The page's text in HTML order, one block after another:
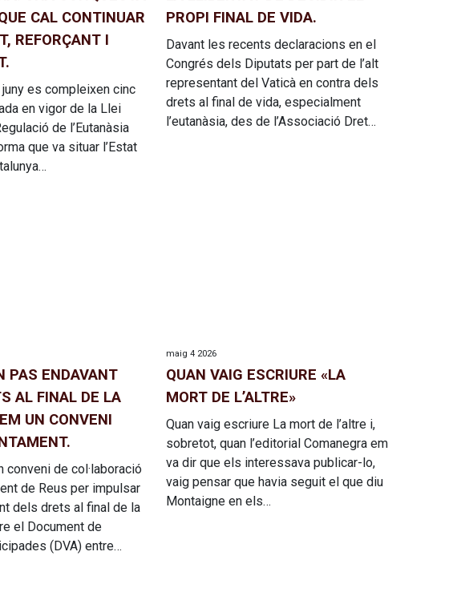
CAL CONTINUAR
REFORÇANT I
es compleixen cinc
en vigor de la Llei
de l’Eutanàsia
que va situar l’Estat
PROPI FINAL DE VIDA.
Davant les recents declaracions en el
Congrés dels Diputats per part de l’alt
representant del Vaticà en contra dels
drets al final de vida, especialment
l’eutanàsia, des de l’Associació Dret…
PAS ENDAVANT
AL FINAL DE LA
UN CONVENI
conveni de col·laboració
de Reus per impulsar
dels drets al final de la
el Document de
(DVA) entre…
maig 4 2026
QUAN VAIG ESCRIURE «LA
MORT DE L’ALTRE»
Quan vaig escriure La mort de l’altre i,
sobretot, quan l’editorial Comanegra em
va dir que els interessava publicar-lo,
vaig pensar que havia seguit el que diu
Montaigne en els…